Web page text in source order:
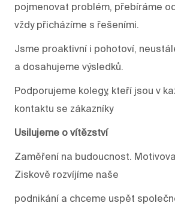
pojmenovat problém, přebíráme
vždy přicházíme s řešeními.
Jsme proaktivní i pohotoví,
a dosahujeme výsledků.
Podporujeme kolegy, kteří jsou v
kontaktu se zákazníky
Usilujeme o vítězství
Zaměření na budoucnost.
Ziskově rozvíjíme naše
podnikání a chceme uspět